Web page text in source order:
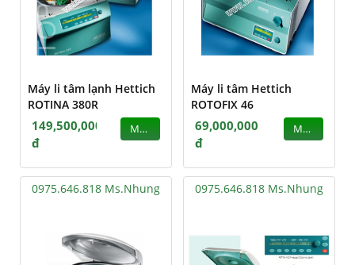
Máy li tâm lạnh Hettich
ROTINA 380R
149,500,000
đ
MUA
Máy li tâm Hettich
ROTOFIX 46
69,000,000
đ
MUA
0975.646.818 Ms.Nhung 0975.646.818 Ms.Nhung